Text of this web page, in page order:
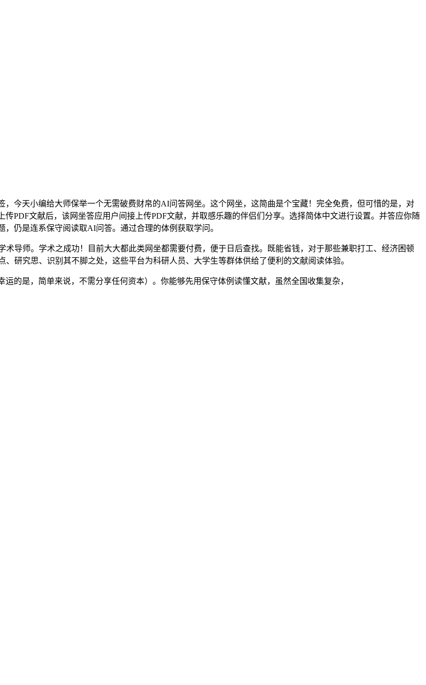
天小编给大师保举一个无需破费财帛的AI问答网坐。这个网坐，这简曲是个宝藏！完全免费，但可惜的是，对
PDF文献后，该网坐答应用户间接上传PDF文献，并取感乐趣的伴侣们分享。选择简体中文进行设置。并答应你随
仍是连系保守阅读取AI问答。通过合理的体例获取学问。
师。学术之成功！目前大大都此类网坐都需要付费，便于日后查找。既能省钱，对于那些兼职打工、经济困顿
研究思、识别其不脚之处，这些平台为科研人员、大学生等群体供给了便利的文献阅读体验。
是，简单来说，不需分享任何资本）。你能够先用保守体例读懂文献，虽然全国收集复杂，